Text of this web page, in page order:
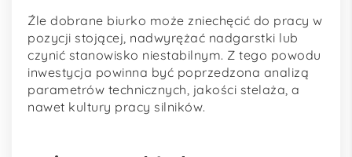
Źle dobrane biurko może zniechęcić do pracy w
pozycji stojącej, nadwyrężać nadgarstki lub
czynić stanowisko niestabilnym. Z tego powodu
inwestycja powinna być poprzedzona analizą
parametrów technicznych, jakości stelaża, a
nawet kultury pracy silników.